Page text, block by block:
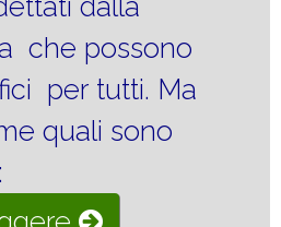
che possono
per tutti. Ma
quali sono
“L’igiene